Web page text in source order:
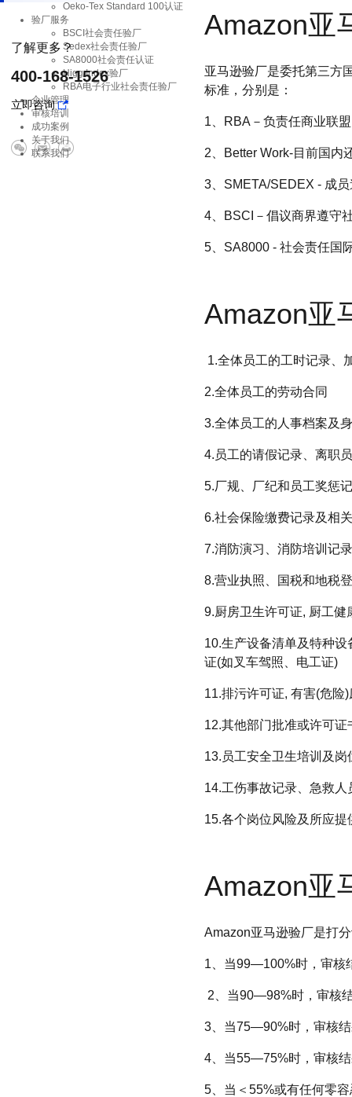
Oeko-Tex Standard 100认证
验厂服务
BSCI社会责任验厂
Sedex社会责任验厂
SA8000社会责任认证
Higg Index验厂
RBA电子行业社会责任验厂
企业管理
审核培训
成功案例
关于我们
联系我们
了解更多？
400-168-1526
立即咨询
Amazon亚
亚马逊验厂是委托第三方
标准，分别是：
1、RBA－负责任商业联
2、Better Work-目前国内
3、SMETA/SEDEX - 成
4、BSCI－倡议商界遵守
5、SA8000 - 社会责任国
Amazon亚
1.全体员工的工时记录、
2.全体员工的劳动合同
3.全体员工的人事档案及
4.员工的请假记录、离职
5.厂规、厂纪和员工奖惩
6.社会保险缴费记录及相
7.消防演习、消防培训记
8.营业执照、国税和地税
9.厨房卫生许可证, 厨工
10.生产设备清单及特种
证(如叉车驾照、电工证)
11.排污许可证, 有害(危险
12.其他部门批准或许可
13.员工安全卫生培训及
14.工伤事故记录、急救人
15.各个岗位风险及所应
Amazon亚
Amazon亚马逊验厂是打
1、当99—100%时，审核
2、当90—98%时，审核
3、当75—90%时，审核
4、当55—75%时，审核
5、当＜55%或有任何零